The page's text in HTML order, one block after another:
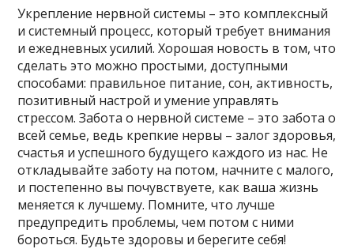
Укрепление нервной системы – это комплексный
и системный процесс, который требует внимания
и ежедневных усилий. Хорошая новость в том, что
сделать это можно простыми, доступными
способами: правильное питание, сон, активность,
позитивный настрой и умение управлять
стрессом. Забота о нервной системе – это забота о
всей семье, ведь крепкие нервы – залог здоровья,
счастья и успешного будущего каждого из нас. Не
откладывайте заботу на потом, начните с малого,
и постепенно вы почувствуете, как ваша жизнь
меняется к лучшему. Помните, что лучше
предупредить проблемы, чем потом с ними
бороться. Будьте здоровы и берегите себя!